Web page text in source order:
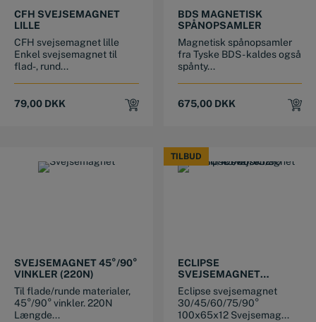
CFH SVEJSEMAGNET
LILLE
CFH svejsemagnet lille
Enkel svejsemagnet til
flad-, rund...
79,00 DKK
BDS MAGNETISK
SPÅNOPSAMLER
Magnetisk spånopsamler
fra Tyske BDS - kaldes også
spånty...
675,00 DKK
SVEJSEMAGNET 45°/90°
VINKLER (220N)
Til flade/runde materialer,
45°/90° vinkler. 220N
Længde...
TILBUD
TILBUD
ECLIPSE
SVEJSEMAGNET
30/45/60/75/90°
100X65X12
Eclipse svejsemagnet
30/45/60/75/90°
100x65x12 Svejsemag...